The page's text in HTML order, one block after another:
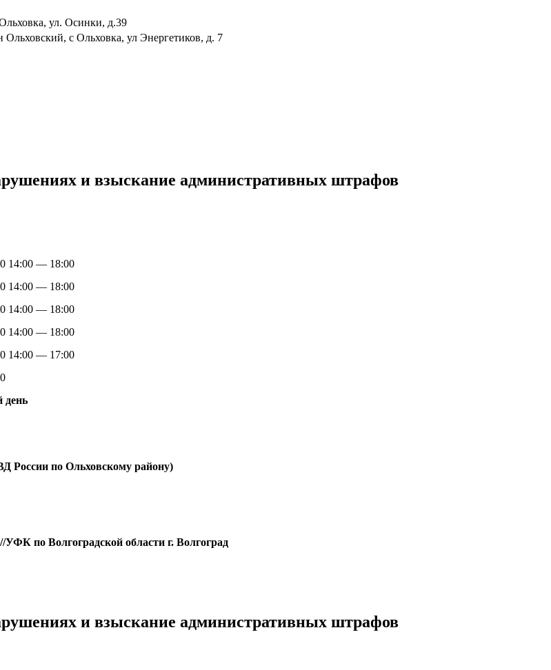
ул. Осинки, д.39
Ольховский, с Ольховка, ул Энергетиков, д. 7
и взыскание административных штрафов
14:00 — 18:00
14:00 — 18:00
14:00 — 18:00
14:00 — 18:00
14:00 — 17:00
день
России по Ольховскому району)
Волгоградской области г. Волгоград
и взыскание административных штрафов